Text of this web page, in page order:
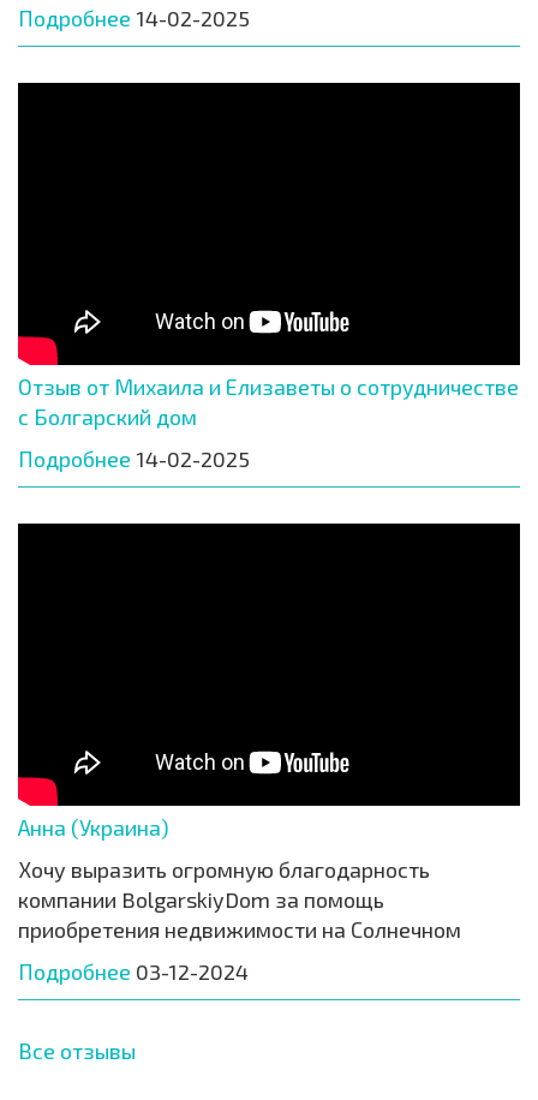
Подробнее 14-02-2025
Отзыв от Михаила и Елизаветы о сотрудничестве
с Болгарский дом
Подробнее 14-02-2025
Анна (Украина)
Хочу выразить огромную благодарность
компании BolgarskiyDom за помощь
приобретения недвижимости на Солнечном
Подробнее 03-12-2024
Все отзывы